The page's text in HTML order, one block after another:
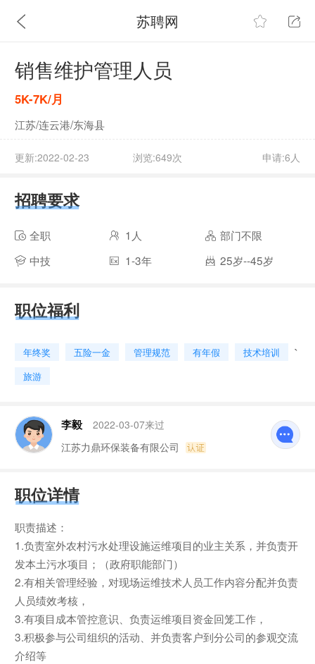
苏聘网
销售维护管理人员
5K-7K/月
江苏/连云港/东海县
更新:2022-02-23 浏览:649次 申请:6人
招聘要求
全职 1人
部门不限
中技
1-3年 25岁--45岁
职位福利
年终奖 五险一金 管理规范 有年假
技术培训
旅游
`
李毅
2022-03-07来过
江苏力鼎环保装备有限公司
职位详情
职责描述：
1.负责室外农村污水处理设施运维项目的业主关系，并负责开
发本土污水项目；（政府职能部门）
2.有相关管理经验，对现场运维技术人员工作内容分配并负责
人员绩效考核，
3.有项目成本管控意识、负责运维项目资金回笼工作，
3.积极参与公司组织的活动、并负责客户到分公司的参观交流
介绍等